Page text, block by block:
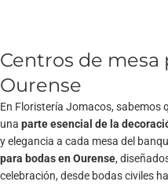
Centros de mesa
Ourense
En Floristería Jomacos, sabemos
una parte esencial de la
y elegancia a cada mesa del
para bodas en Ourense,
celebración, desde bodas civiles